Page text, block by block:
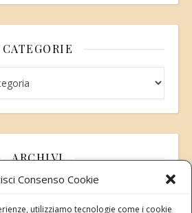
Consenso Cookie
utilizziamo tecnologie come i cookie
CATEGORIE
ARCHIVI